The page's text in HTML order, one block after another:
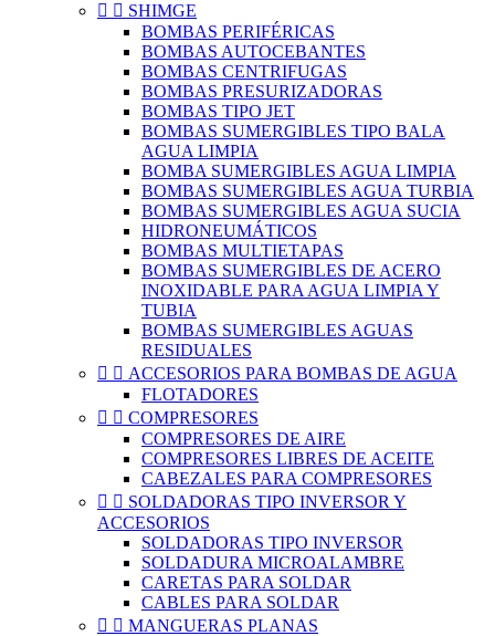
  SHIMGE
BOMBAS PERIFÉRICAS
BOMBAS AUTOCEBANTES
BOMBAS CENTRIFUGAS
BOMBAS PRESURIZADORAS
BOMBAS TIPO JET
BOMBAS SUMERGIBLES TIPO BALA
AGUA LIMPIA
BOMBA SUMERGIBLES AGUA LIMPIA
BOMBAS SUMERGIBLES AGUA TURBIA
BOMBAS SUMERGIBLES AGUA SUCIA
HIDRONEUMÁTICOS
BOMBAS MULTIETAPAS
BOMBAS SUMERGIBLES DE ACERO
INOXIDABLE PARA AGUA LIMPIA Y
TUBIA
BOMBAS SUMERGIBLES AGUAS
RESIDUALES
  ACCESORIOS PARA BOMBAS DE AGUA
FLOTADORES
  COMPRESORES
COMPRESORES DE AIRE
COMPRESORES LIBRES DE ACEITE
CABEZALES PARA COMPRESORES
  SOLDADORAS TIPO INVERSOR Y
ACCESORIOS
SOLDADORAS TIPO INVERSOR
SOLDADURA MICROALAMBRE
CARETAS PARA SOLDAR
CABLES PARA SOLDAR
  MANGUERAS PLANAS